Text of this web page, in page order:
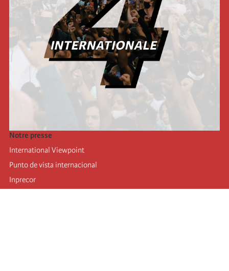
Notre presse
International Viewpoint
Punto de vista internacional
Inprecor